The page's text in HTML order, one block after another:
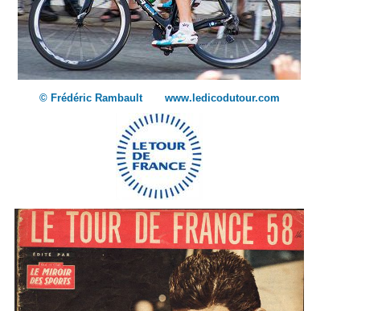
© Frédéric Rambault www.ledicodutour.com